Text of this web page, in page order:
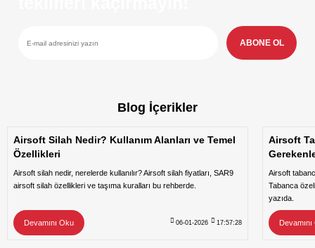
ABONE OL
Blog İçerikler
Airsoft Silah Nedir? Kullanım Alanları ve Temel
Özellikleri
Airsoft silah nedir, nerelerde kullanılır? Airsoft silah fiyatları, SAR9
airsoft silah özellikleri ve taşıma kuralları bu rehberde.
Devamını Oku 06-01-2026 17:57:28
Airsoft
Airsoft
Tabanca
yazıda.